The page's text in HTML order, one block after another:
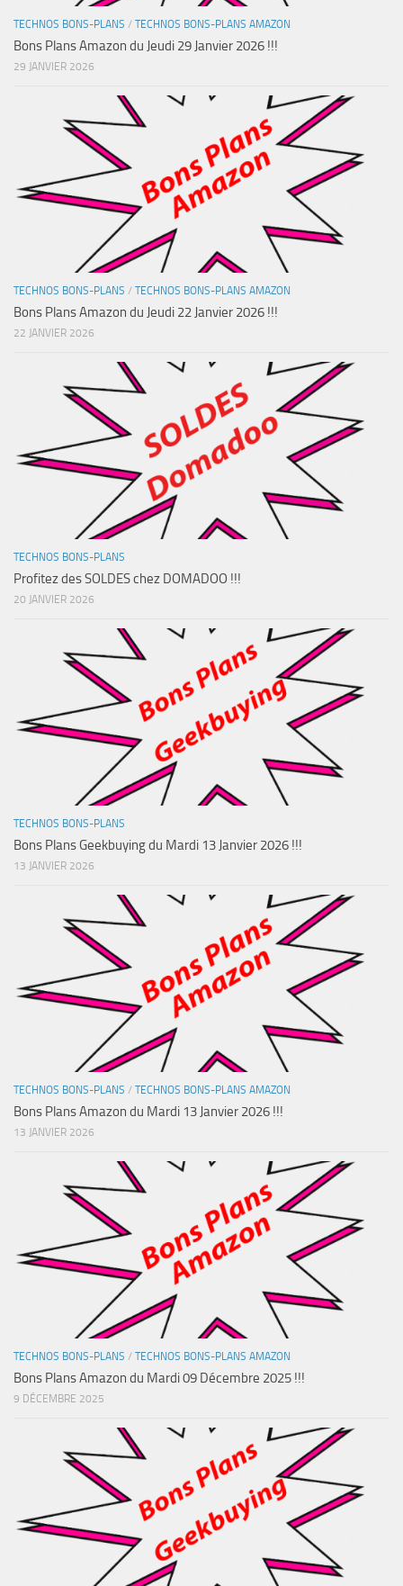
TECHNOS BONS-PLANS / TECHNOS BONS-PLANS AMAZON
Bons Plans Amazon du Jeudi 29 Janvier 2026 !!!
29 JANVIER 2026
TECHNOS BONS-PLANS / TECHNOS BONS-PLANS AMAZON
Bons Plans Amazon du Jeudi 22 Janvier 2026 !!!
22 JANVIER 2026
TECHNOS BONS-PLANS
Profitez des SOLDES chez DOMADOO !!!
20 JANVIER 2026
TECHNOS BONS-PLANS
Bons Plans Geekbuying du Mardi 13 Janvier 2026 !!!
13 JANVIER 2026
TECHNOS BONS-PLANS / TECHNOS BONS-PLANS AMAZON
Bons Plans Amazon du Mardi 13 Janvier 2026 !!!
13 JANVIER 2026
TECHNOS BONS-PLANS / TECHNOS BONS-PLANS AMAZON
Bons Plans Amazon du Mardi 09 Décembre 2025 !!!
9 DÉCEMBRE 2025